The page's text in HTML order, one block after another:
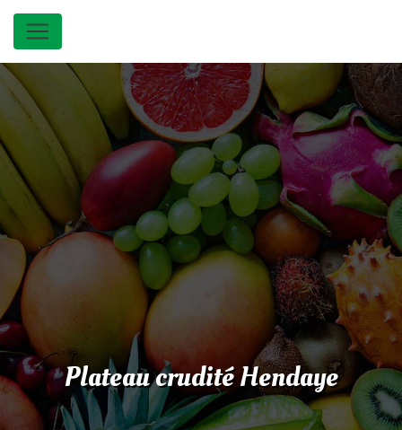
Plateau crudité Hendaye
Panneau de gestion des cookies